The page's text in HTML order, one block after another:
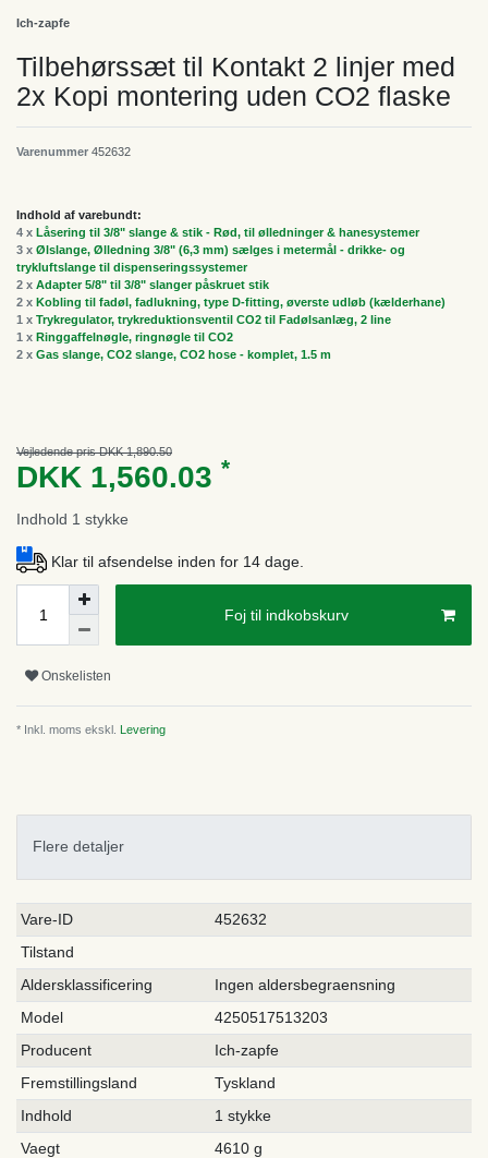
Ich-zapfe
Tilbehørssæt til Kontakt 2 linjer med
2x Kopi montering uden CO2 flaske
Varenummer 452632
Indhold af varebundt:
4 x Låsering til 3/8" slange & stik - Rød, til ølledninger & hanesystemer
3 x Ølslange, Ølledning 3/8" (6,3 mm) sælges i metermål - drikke- og
trykluftslange til dispenseringssystemer
2 x Adapter 5/8" til 3/8" slanger påskruet stik
2 x Kobling til fadøl, fadlukning, type D-fitting, øverste udløb (kælderhane)
1 x Trykregulator, trykreduktionsventil CO2 til Fadølsanlæg, 2 line
1 x Ringgaffelnøgle, ringnøgle til CO2
2 x Gas slange, CO2 slange, CO2 hose - komplet, 1.5 m
Vejledende pris DKK 1,890.50
DKK 1,560.03 *
Indhold 1 stykke
Klar til afsendelse inden for 14 dage.
Foj til indkobskurv
Onskelisten
* Inkl. moms ekskl. Levering
Flere detaljer
Ceres::Template.singleItemTechnicalDataAttribute
Ceres::Template.singleItemTechnicalDataValue
Vare-ID
452632
Tilstand
Aldersklassificering
Ingen aldersbegraensning
Model
4250517513203
Producent
Ich-zapfe
Fremstillingsland
Tyskland
Indhold
1 stykke
Vaegt
4610 g